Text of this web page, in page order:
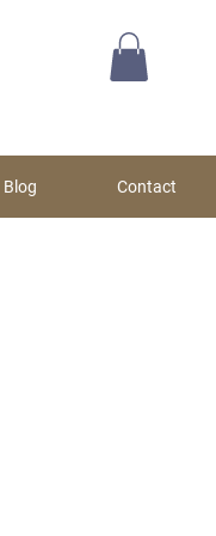
Blog Contact